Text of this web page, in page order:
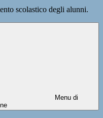
scolastico degli alunni.
Menu di